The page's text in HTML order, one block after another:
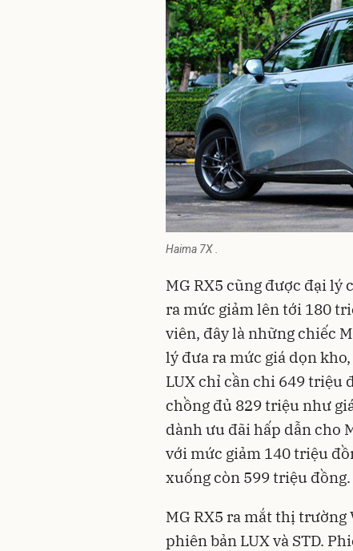
Haima 7X .
MG RX5 cũng được đại lý
ra mức giảm lên tới 180
viên, đây là những chiếc
lý đưa ra mức giá dọn
LUX chỉ cần chi 649 triệu
chồng đủ 829 triệu như
dành ưu đãi hấp dẫn cho
với mức giảm 140 triệu
xuống còn 599 triệu đồng.
MG RX5 ra mắt thị trường
phiên bản LUX và STD.